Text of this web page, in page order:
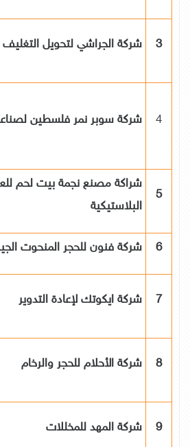
3 شركة الجراشي لتحويل التغليف
4 شركة سوبر نمر فلسطين
5
شراكة مصنع نجمة بيت لحم
البلاستيكية
6 شركة فنون للحجر المنحوت
7 شركة ايكوتك لإعادة التدوير
8 شركة الأحلام للحجر والرخام
9 شركة المهد للمخللات